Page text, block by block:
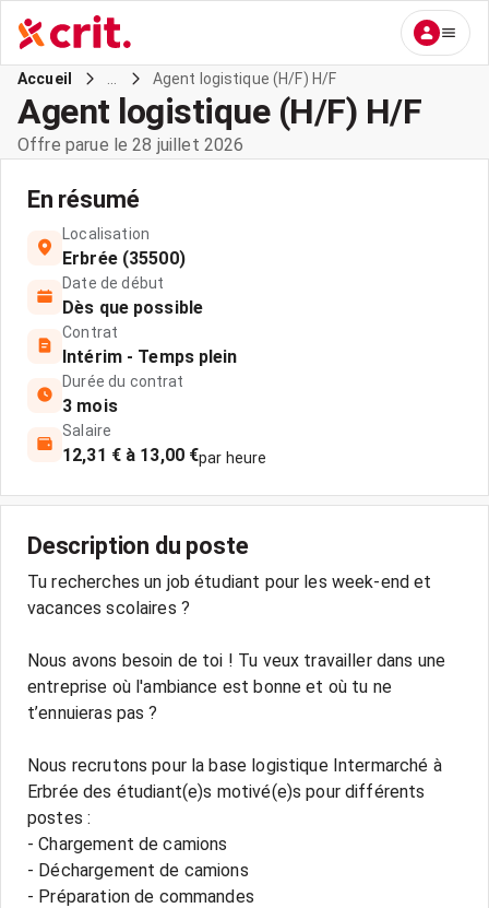
Accueil Agent logistique (H/F) H/F
Agent logistique (H/F) H/F
Offre parue le 28 juillet 2026
En résumé
Localisation
Erbrée (35500)
Date de début
Dès que possible
Contrat
Intérim - Temps plein
Durée du contrat
3 mois
Salaire
12,31 € à 13,00 €par heure
Description du poste
Tu recherches un job étudiant pour les week-end et
vacances scolaires ?
Nous avons besoin de toi ! Tu veux travailler dans une
entreprise où l'ambiance est bonne et où tu ne
t’ennuieras pas ?
Nous recrutons pour la base logistique Intermarché à
Erbrée des étudiant(e)s motivé(e)s pour différents
postes :
- Chargement de camions
- Déchargement de camions
- Préparation de commandes